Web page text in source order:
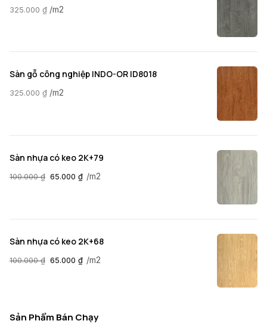
325.000 ₫ /m2
Sàn gỗ công nghiệp INDO-OR ID8018
325.000 ₫ /m2
Sàn nhựa có keo 2K+79
100.000₫ 65.000 ₫ /m2
Sàn nhựa có keo 2K+68
100.000₫ 65.000 ₫ /m2
Sản Phẩm Bán Chạy